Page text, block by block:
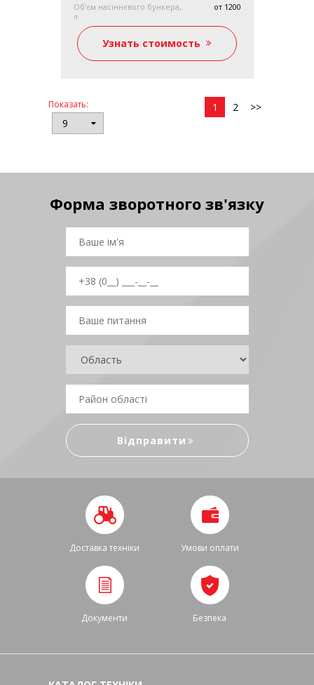
Об’єм насіннєвого бункера,
л
от 1200
Узнать стоимость
1 2 >>
Показать:
Форма зворотного зв'язку
Доставка техніки Умови оплати
Документи Безпека